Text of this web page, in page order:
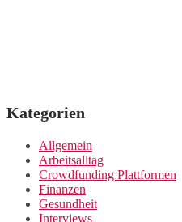
Kategorien
Allgemein
Arbeitsalltag
Crowdfunding Plattformen
Finanzen
Gesundheit
Interviews